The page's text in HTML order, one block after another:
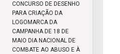
CONCURSO DE DESENHO
PARA CRIAÇÃO DA
LOGOMARCA DA
CAMPANHA DE 18 DE
MAIO DIA NACIONAL DE
COMBATE AO ABUSO E À